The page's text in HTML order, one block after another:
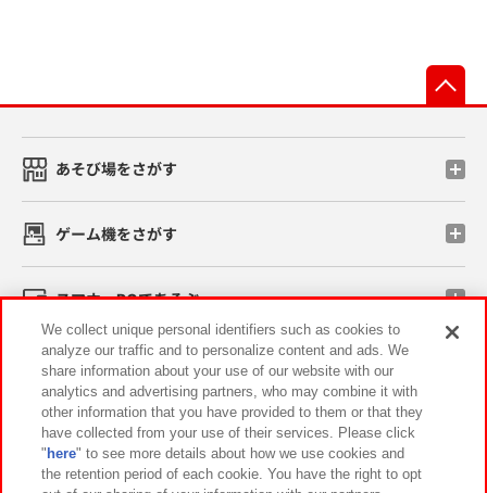
あそび場をさがす
ゲーム機をさがす
スマホ・PCであそぶ
イベント・キャンペーン
関連会社 サステナビリティ サイトポリシー
We collect unique personal identifiers such as cookies to
analyze our traffic and to personalize content and ads. We
share information about your use of our website with our
analytics and advertising partners, who may combine it with
other information that you have provided to them or that they
have collected from your use of their services. Please click
" here" to see more details about how we use cookies and
the retention period of each cookie. You have the right to opt